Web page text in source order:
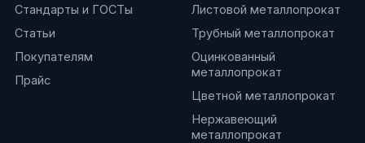
Стандарты и ГОСТы
Статьи
Покупателям
Прайс
Листовой металлопрокат
Трубный металлопрокат
Оцинкованный
металлопрокат
Цветной металлопрокат
Нержавеющий
металлопрокат